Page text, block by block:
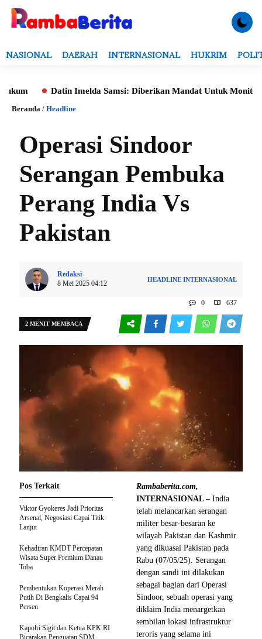
NASIONAL DAERAH INTERNASIONAL HUKRIM
Datin Imelda Samsi: Diberikan Mandat Untuk Monitoring
Beranda / Headline
Operasi Sindoor
Serangan Pembuka
Perang India Vs
Pakistan
Redaksi
8 Mei 2025 04:12
HEADLINE INTERNASIONAL
0 637
2 MENIT MEMBACA
Rambaberita.com,
INTERNASIONAL – India
telah melancarkan serangan
militer besar-besaran ke
wilayah Pakistan dan Kashmir
yang dikuasai Pakistan pada
Rabu (07/05/25). Serangan
dengan sandi ini dilakukan
sebagai bagian dari Operasi
Sindoor, sebuah operasi yang
diklaim India menargetkan
sembilan lokasi infrastruktur
teroris yang selama ini
Pos Terkait
Viktor Gyokeres Jadi Prioritas
Arsenal, Negosiasi Capai Titik
Lanjut
Kehadiran KMDT Percepatan
Wisata Super Premium Danau
Toba
Pembentukan Koperasi Merah
Putih Di Bengkalis Capai 94
Persen
Kapolri Sigit dan Ketua KPK RI
Bicarakan Penguatan SDM,